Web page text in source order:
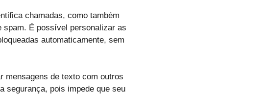
chamadas, como também
spam. É possível personalizar as
automaticamente, sem
mensagens de texto com outros
segurança, pois impede que seu